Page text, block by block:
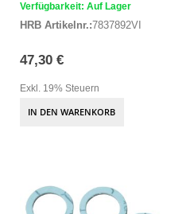
Verfügbarkeit: Auf Lager
HRB Artikelnr.:7837892VI
47,30 €
Exkl. 19% Steuern
IN DEN WARENKORB